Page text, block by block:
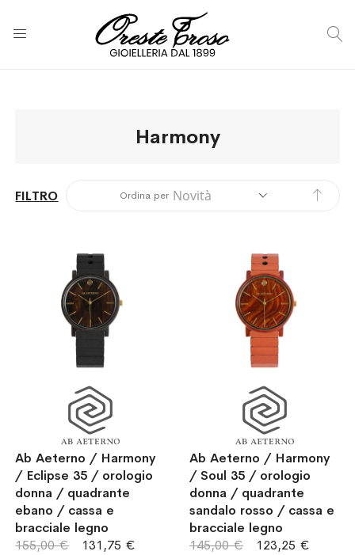
Harmony
FILTRO Ordina per
Ab Aeterno / Harmony
/ Eclipse 35 / orologio
donna / quadrante
ebano / cassa e
bracciale legno
131,75 €
155,00 €
Ab Aeterno / Harmony
/ Soul 35 / orologio
donna / quadrante
sandalo rosso / cassa e
bracciale legno
123,25 €
145,00 €